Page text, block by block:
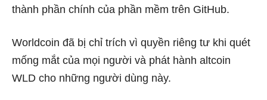
thành phần chính của phần mềm trên GitHub.
Worldcoin đã bị chỉ trích vì quyền riêng tư khi quét
mống mắt của mọi người và phát hành altcoin
WLD cho những người dùng này.